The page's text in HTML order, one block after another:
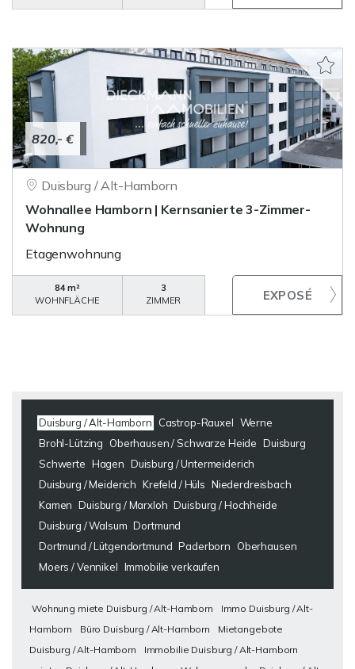
820,- €
Duisburg / Alt-Hamborn
Wohnallee Hamborn | Kernsanierte 3-Zimmer-
Wohnung
Etagenwohnung
84 m²
WOHNFLÄCHE
3
ZIMMER
Duisburg / Alt-Hamborn Castrop-Rauxel Werne
Brohl-Lützing
Oberhausen / Schwarze Heide Duisburg
Schwerte Hagen Duisburg / Untermeiderich
Duisburg / Meiderich Krefeld / Hüls Niederdreisbach
Kamen Duisburg / Marxloh Duisburg / Hochheide
Duisburg / Walsum Dortmund
Dortmund / Lütgendortmund Paderborn
Oberhausen
Moers / Vennikel Immobilie verkaufen
Wohnung miete Duisburg / Alt-Hamborn
Immo Duisburg / Alt-
Hamborn
Büro Duisburg / Alt-Hamborn
Mietangebote
Duisburg / Alt-Hamborn
Immobilie Duisburg / Alt-Hamborn